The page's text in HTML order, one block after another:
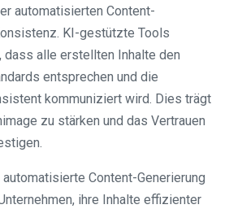
automatisierten Content-
KI-gestützte Tools
dass alle erstellten Inhalte den
entsprechen und die
kommuniziert wird. Dies trägt
zu stärken und das Vertrauen
Content-Generierung
ihre Inhalte effizienter